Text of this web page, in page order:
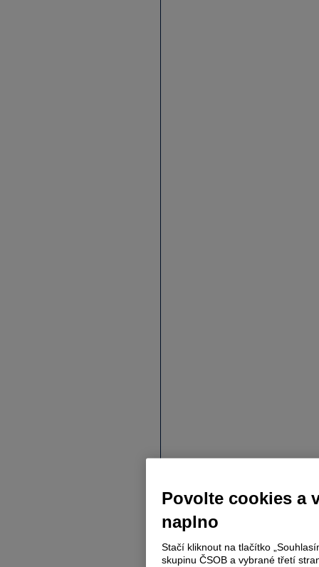
Povolte cookies a
naplno
Stačí kliknout na tlačítko
skupinu ČSOB a vybrané třetí